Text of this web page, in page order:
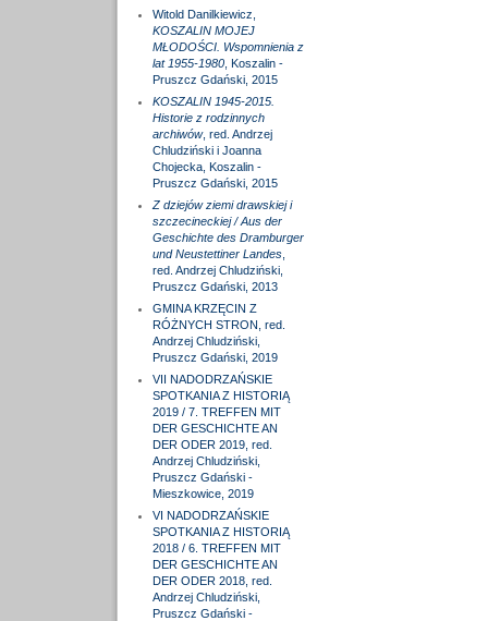
Witold Danilkiewicz,
KOSZALIN MOJEJ
MŁODOŚCI. Wspomnienia z
lat 1955-1980, Koszalin -
Pruszcz Gdański, 2015
KOSZALIN 1945-2015.
Historie z rodzinnych
archiwów, red. Andrzej
Chludziński i Joanna
Chojecka, Koszalin -
Pruszcz Gdański, 2015
Z dziejów ziemi drawskiej i
szczecineckiej / Aus der
Geschichte des Dramburger
und Neustettiner Landes,
red. Andrzej Chludziński,
Pruszcz Gdański, 2013
GMINA KRZĘCIN Z
RÓŻNYCH STRON, red.
Andrzej Chludziński,
Pruszcz Gdański, 2019
VII NADODRZAŃSKIE
SPOTKANIA Z HISTORIĄ
2019 / 7. TREFFEN MIT
DER GESCHICHTE AN
DER ODER 2019, red.
Andrzej Chludziński,
Pruszcz Gdański -
Mieszkowice, 2019
VI NADODRZAŃSKIE
SPOTKANIA Z HISTORIĄ
2018 / 6. TREFFEN MIT
DER GESCHICHTE AN
DER ODER 2018, red.
Andrzej Chludziński,
Pruszcz Gdański -